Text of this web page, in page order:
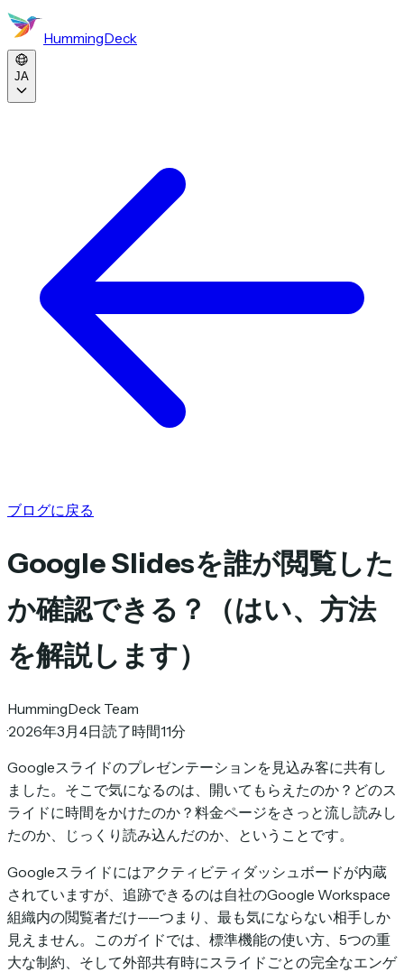
HummingDeck
JA
ブログに戻る
Google Slidesを誰が閲覧した
か確認できる？（はい、方法
を解説します）
HummingDeck Team
·2026年3月4日·読了時間11分
Googleスライドのプレゼンテーションを見込み客に共有し
ました。そこで気になるのは、開いてもらえたのか？どのス
ライドに時間をかけたのか？料金ページをさっと流し読みし
たのか、じっくり読み込んだのか、ということです。
Googleスライドにはアクティビティダッシュボードが内蔵
されていますが、追跡できるのは自社のGoogle Workspace
組織内の閲覧者だけ——つまり、最も気にならない相手しか
見えません。このガイドでは、標準機能の使い方、5つの重
大な制約、そして外部共有時にスライドごとの完全なエンゲ